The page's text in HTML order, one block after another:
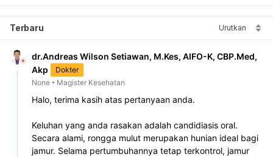
Terbaru Urutkan
dr.Andreas Wilson Setiawan, M.Kes, AIFO-K, CBP.Med,
Akp
Dokter
None
Magister Kesehatan
Halo, terima kasih atas pertanyaan anda.
Keluhan yang anda rasakan adalah candidiasis oral.
Secara alami, rongga mulut merupakan hunian ideal bagi
jamur. Selama pertumbuhannya tetap terkontrol, jamur